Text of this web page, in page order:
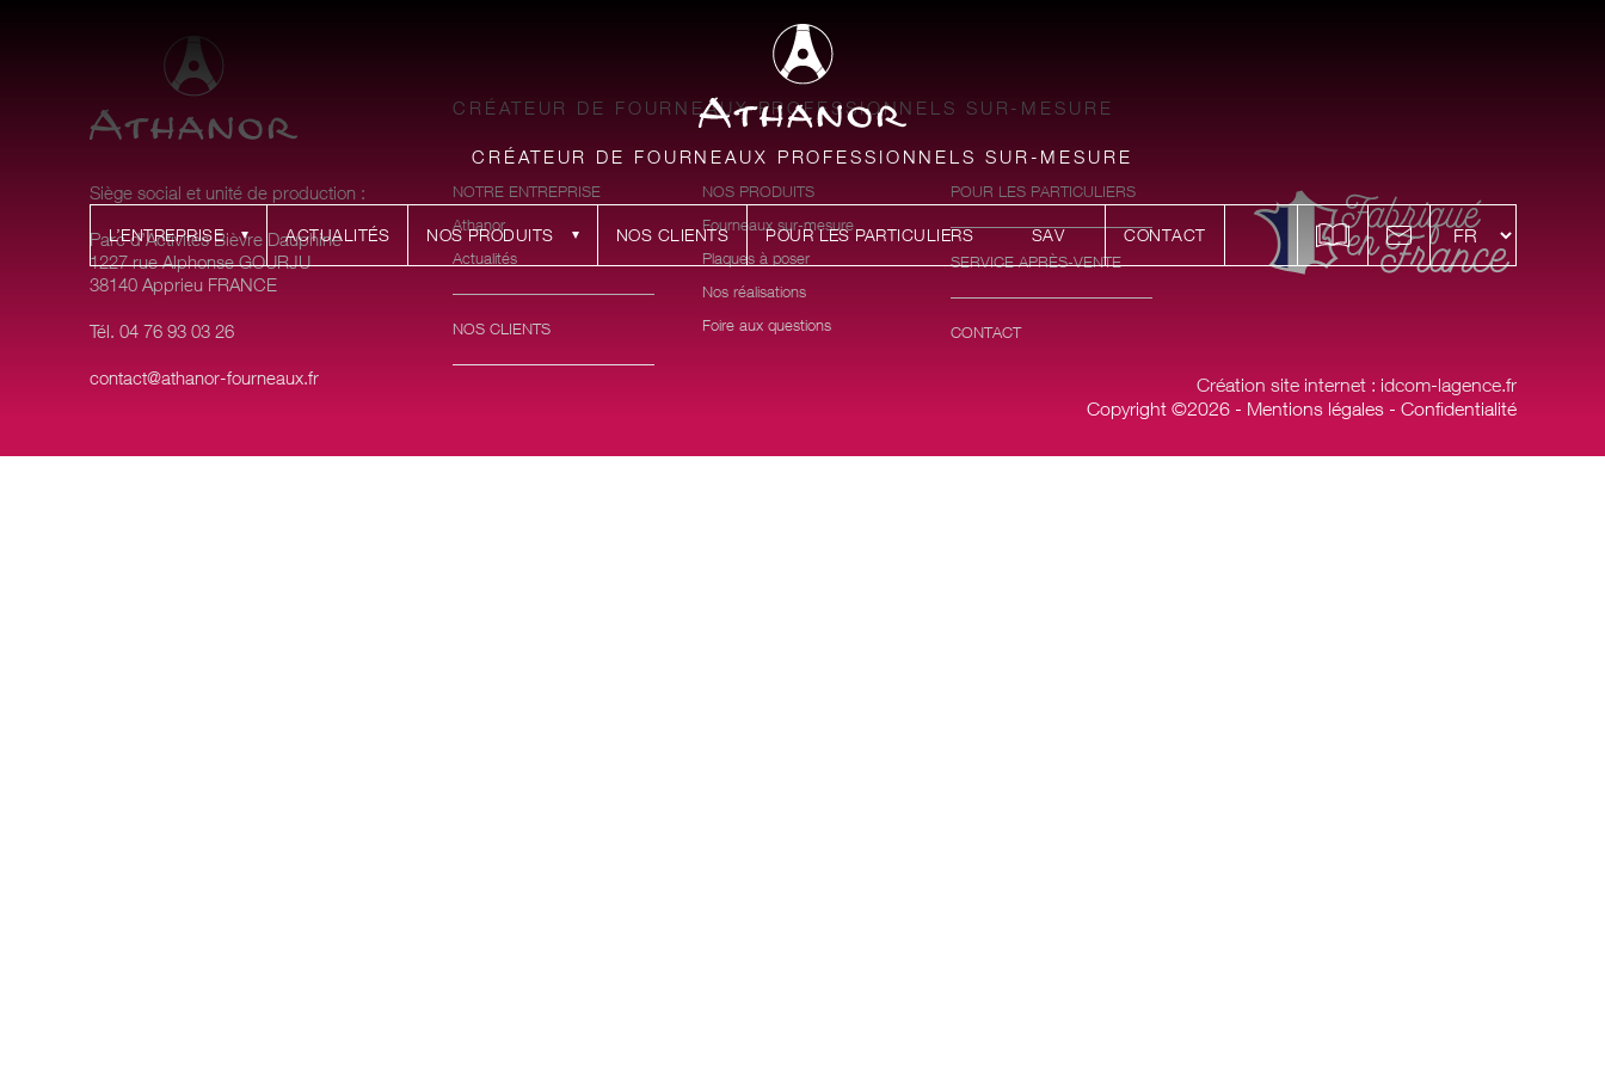
CRÉATEUR DE FOURNEAUX PROFESSIONNELS SUR-MESURE
L’ENTREPRISE ACTUALITÉS NOS PRODUITS NOS CLIENTS POUR LES PARTICULIERS SAV CONTACT
CRÉATEUR DE FOURNEAUX PROFESSIONNELS SUR-MESURE
Siège social et unité de production :
Parc d’Activités Bièvre Dauphine
1227 rue Alphonse GOURJU
38140 Apprieu FRANCE
Tél. 04 76 93 03 26
contact@athanor-fourneaux.fr
NOTRE ENTREPRISE
Athanor
Actualités
NOS CLIENTS
NOS PRODUITS
Fourneaux sur-mesure
Plaques à poser
Nos réalisations
Foire aux questions
POUR LES PARTICULIERS
SERVICE APRÈS-VENTE
CONTACT
Création site internet : idcom-lagence.fr
Copyright ©2026 - Mentions légales- Confidentialité